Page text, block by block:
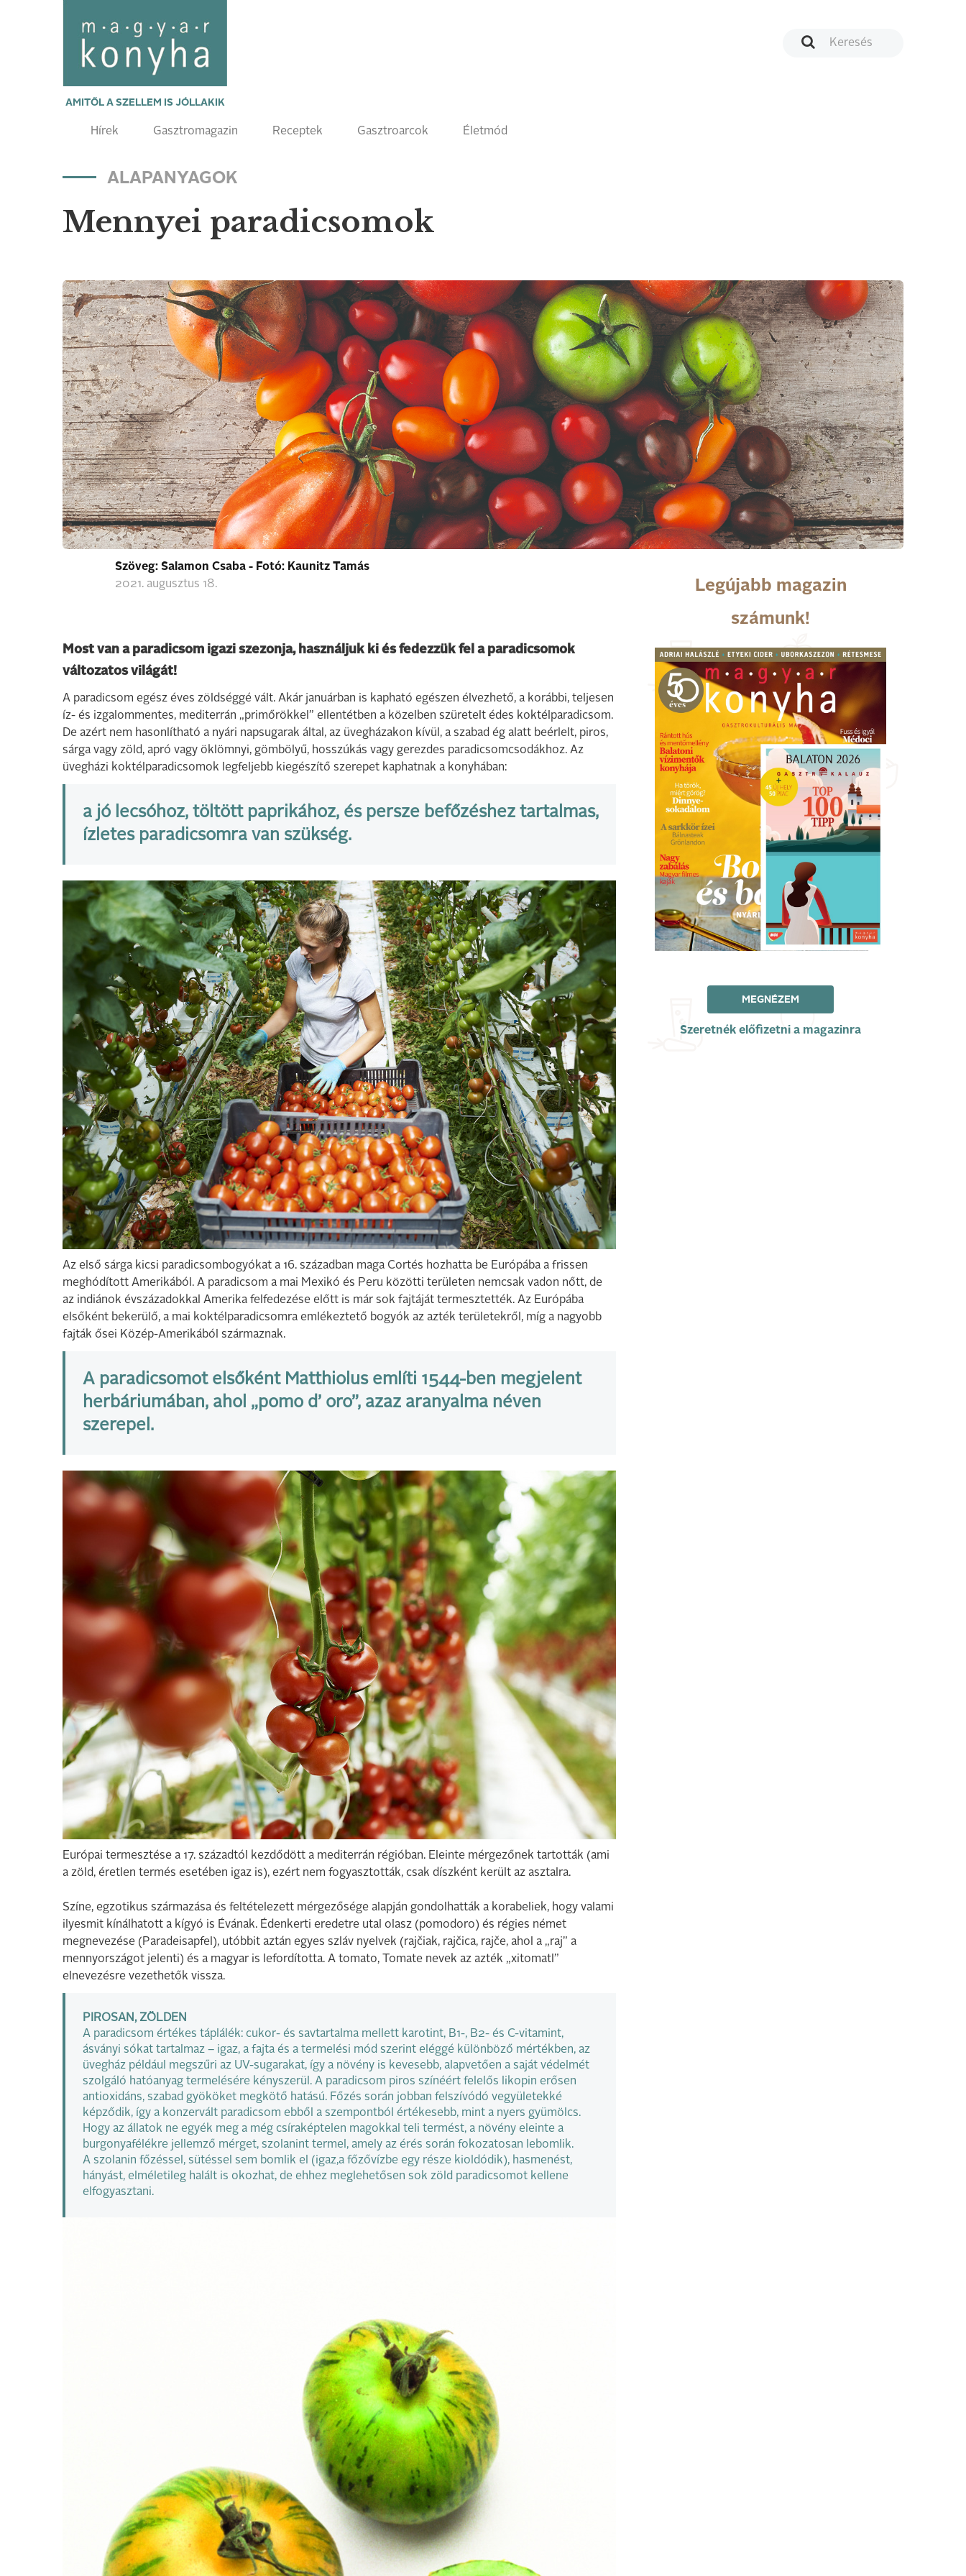
AMITŐL A SZELLEM IS JÓLLAKIK
Hírek Gasztromagazin Receptek Gasztroarcok Életmód
ALAPANYAGOK
Mennyei paradicsomok
Szöveg: Salamon Csaba - Fotó: Kaunitz Tamás
2021. augusztus 18.
Most van a paradicsom igazi szezonja, használjuk ki és fedezzük fel a paradicsomok
változatos világát!
A paradicsom egész éves zöldséggé vált. Akár januárban is kapható egészen élvezhető, a korábbi, teljesen
íz- és izgalommentes, mediterrán „primőrökkel” ellentétben a közelben szüretelt édes koktélparadicsom.
De azért nem hasonlítható a nyári napsugarak által, az üvegházakon kívül, a szabad ég alatt beérlelt, piros,
sárga vagy zöld, apró vagy öklömnyi, gömbölyű, hosszúkás vagy gerezdes paradicsomcsodákhoz. Az
üvegházi koktélparadicsomok legfeljebb kiegészítő szerepet kaphatnak a konyhában:
a jó lecsóhoz, töltött paprikához, és persze befőzéshez tartalmas,
ízletes paradicsomra van szükség.
Az első sárga kicsi paradicsombogyókat a 16. században maga Cortés hozhatta be Európába a frissen
meghódított Amerikából. A paradicsom a mai Mexikó és Peru közötti területen nemcsak vadon nőtt, de
az indiánok évszázadokkal Amerika felfedezése előtt is már sok fajtáját termesztették. Az Európába
elsőként bekerülő, a mai koktélparadicsomra emlékeztető bogyók az azték területekről, míg a nagyobb
fajták ősei Közép-Amerikából származnak.
A paradicsomot elsőként Matthiolus említi 1544-ben megjelent
herbáriumában, ahol „pomo d’ oro”, azaz aranyalma néven
szerepel.
Európai termesztése a 17. századtól kezdődött a mediterrán régióban. Eleinte mérgezőnek tartották (ami
a zöld, éretlen termés esetében igaz is), ezért nem fogyasztották, csak díszként került az asztalra.
Színe, egzotikus származása és feltételezett mérgezősége alapján gondolhatták a korabeliek, hogy valami
ilyesmit kínálhatott a kígyó is Évának. Édenkerti eredetre utal olasz (pomodoro) és régies német
megnevezése (Paradeisapfel), utóbbit aztán egyes szláv nyelvek (rajčiak, rajčica, rajče, ahol a „raj” a
mennyországot jelenti) és a magyar is lefordította. A tomato, Tomate nevek az azték „xitomatl”
elnevezésre vezethetők vissza.
PIROSAN, ZÖLDEN
A paradicsom értékes táplálék: cukor- és savtartalma mellett karotint, B1-, B2- és C-vitamint,
ásványi sókat tartalmaz – igaz, a fajta és a termelési mód szerint eléggé különböző mértékben, az
üvegház például megszűri az UV-sugarakat, így a növény is kevesebb, alapvetően a saját védelmét
szolgáló hatóanyag termelésére kényszerül. A paradicsom piros színéért felelős likopin erősen
antioxidáns, szabad gyököket megkötő hatású. Főzés során jobban felszívódó vegyületekké
képződik, így a konzervált paradicsom ebből a szempontból értékesebb, mint a nyers gyümölcs.
Hogy az állatok ne egyék meg a még csíraképtelen magokkal teli termést, a növény eleinte a
burgonyafélékre jellemző mérget, szolanint termel, amely az érés során fokozatosan lebomlik.
A szolanin főzéssel, sütéssel sem bomlik el (igaz,a főzővízbe egy része kioldódik), hasmenést,
hányást, elméletileg halált is okozhat, de ehhez meglehetősen sok zöld paradicsomot kellene
elfogyasztani.
Legújabb magazin
számunk!
MEGNÉZEM
Szeretnék előfizetni a magazinra